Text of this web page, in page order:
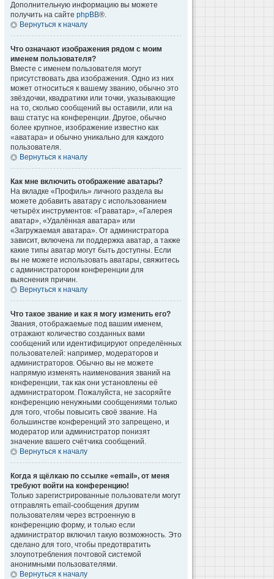
Дополнительную информацию вы можете
получить на сайте phpBB®.
Вернуться к началу
Что означают изображения рядом с моим
именем пользователя?
Вместе с именем пользователя могут
присутствовать два изображения. Одно из них
может относиться к вашему званию, обычно это
звёздочки, квадратики или точки, указывающие
на то, сколько сообщений вы оставили, или на
ваш статус на конференции. Другое, обычно
более крупное, изображение известно как
«аватара» и обычно уникально для каждого
пользователя.
Вернуться к началу
Как мне включить отображение аватары?
На вкладке «Профиль» личного раздела вы
можете добавить аватару с использованием
четырёх инструментов: «Граватар», «Галерея
аватар», «Удалённая аватара» или
«Загружаемая аватара». От администратора
зависит, включена ли поддержка аватар, а также
какие типы аватар могут быть доступны. Если
вы не можете использовать аватары, свяжитесь
с администратором конференции для
выяснения причин.
Вернуться к началу
Что такое звание и как я могу изменить его?
Звания, отображаемые под вашим именем,
отражают количество созданных вами
сообщений или идентифицируют определённых
пользователей: например, модераторов и
администраторов. Обычно вы не можете
напрямую изменять наименования званий на
конференции, так как они установлены её
администратором. Пожалуйста, не засоряйте
конференцию ненужными сообщениями только
для того, чтобы повысить своё звание. На
большинстве конференций это запрещено, и
модератор или администратор понизят
значение вашего счётчика сообщений.
Вернуться к началу
Когда я щёлкаю по ссылке «email», от меня
требуют войти на конференцию!
Только зарегистрированные пользователи могут
отправлять email-сообщения другим
пользователям через встроенную в
конференцию форму, и только если
администратор включил такую возможность. Это
сделано для того, чтобы предотвратить
злоупотребления почтовой системой
анонимными пользователями.
Вернуться к началу